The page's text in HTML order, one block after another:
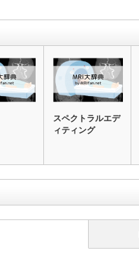
スペクトラルエデ
ィティング